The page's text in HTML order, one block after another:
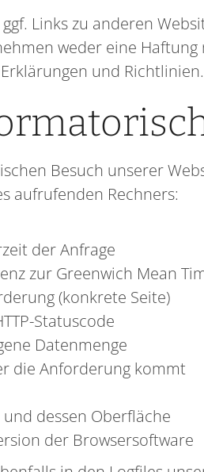
Links zu anderen
weder eine
und Richtlinien.
Besuch unserer
aufrufenden Rechners:
der Anfrage
zur Greenwich Mean
(konkrete Seite)
Statuscode
Datenmenge
die Anforderung kommt
dessen Oberfläche
der Browsersoftware